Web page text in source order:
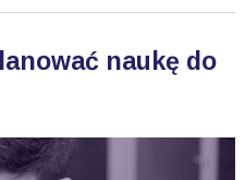
naukę do